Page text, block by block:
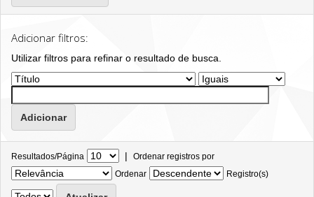
Adicionar filtros:
Utilizar filtros para refinar o resultado de busca.
Resultados/Página | Ordenar registros por
Ordenar
Registro(s)